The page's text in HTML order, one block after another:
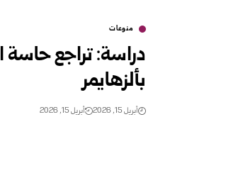
منوعات
دراسة: تراجع حاسة
بألزهايمر
أبريل 15, 2026 أبريل 15, 2026